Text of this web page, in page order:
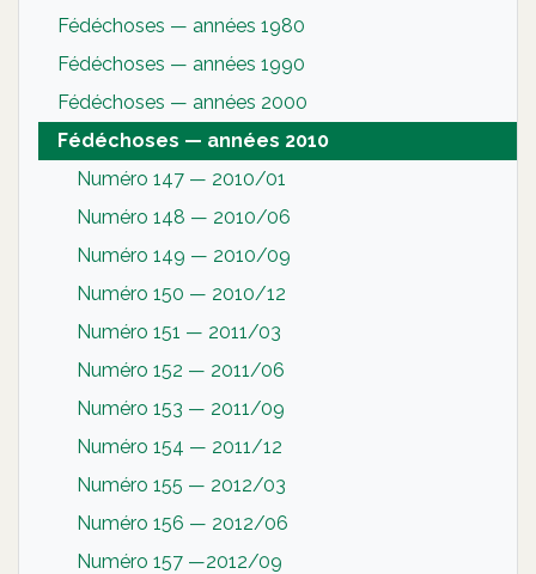
Fédéchoses — années 1980
Fédéchoses — années 1990
Fédéchoses — années 2000
Fédéchoses — années 2010
Numéro 147 — 2010/01
Numéro 148 — 2010/06
Numéro 149 — 2010/09
Numéro 150 — 2010/12
Numéro 151 — 2011/03
Numéro 152 — 2011/06
Numéro 153 — 2011/09
Numéro 154 — 2011/12
Numéro 155 — 2012/03
Numéro 156 — 2012/06
Numéro 157 —2012/09